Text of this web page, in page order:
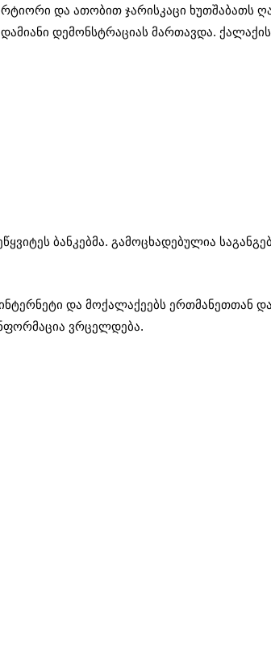
და ათობით ჯარისკაცი ხუთშაბათს
დემონსტრაციას მართავდა.
ბანკებმა. გამოცხადებულია
ინტერნეტი და მოქალაქეებს ერთმანეთთან
ვრცელდება.